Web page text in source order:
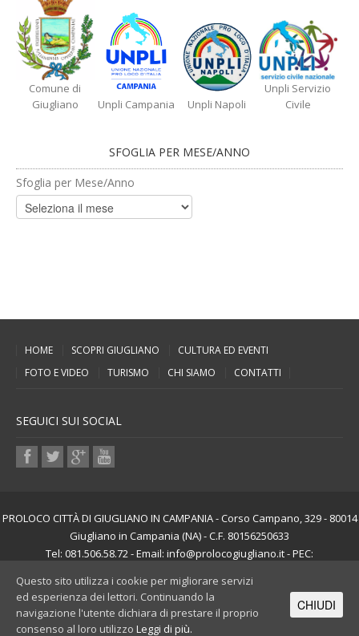
Comune di
Giugliano
Unpli Campania Unpli Napoli
Unpli Servizio
Civile
SFOGLIA PER MESE/ANNO
Sfoglia per Mese/Anno
HOME SCOPRI GIUGLIANO
CULTURA ED EVENTI
FOTO E VIDEO
TURISMO CHI SIAMO CONTATTI
SEGUICI SUI SOCIAL
PROLOCO CITTÀ DI GIUGLIANO IN CAMPANIA - Corso Campano, 329 - 80014
Giugliano in Campania (NA) - C.F. 80156250633
Tel: 081.506.58.72 - Email: info@prolocogiugliano.it - PEC:
PRIVACY & COOKIE POLICY
Questo sito utilizza i cookie per migliorare servizi
ed esperienza dei lettori. Continuando la
navigazione l'utente dichiara di prestare il proprio
consenso al loro utilizzo Leggi di più.
CHIUDI